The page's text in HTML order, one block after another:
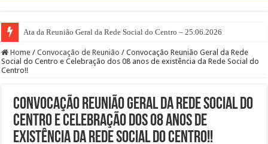
Ata da Reunião Geral da Rede Social do Centro – 25.06.2026
Home / Convocação de Reunião / Convocação Reunião Geral da Rede
Social do Centro e Celebração dos 08 anos de existência da Rede Social do
Centro!!
Convocação Reunião Geral da Rede Social do
Centro e Celebração dos 08 anos de
existência da Rede Social do Centro!!